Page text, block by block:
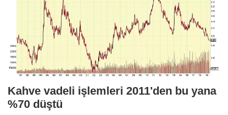
Kahve vadeli işlemleri 2011'den bu yana
%70 düştü